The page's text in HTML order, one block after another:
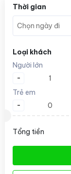
Thời gian
Loại khách
Người lớn
-
Trẻ em
-
Tổng tiền